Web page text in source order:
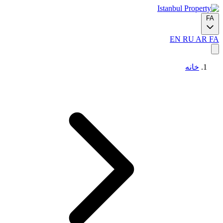
FA
EN RU AR FA
خانه